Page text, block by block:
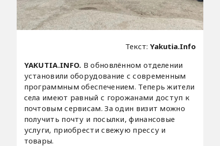
Текст:Yakutia.Info
YAKUTIA.INFO. В обновлённом отделении
установили оборудование с современным
программным обеспечением. Теперь жители
села имеют равный с горожанами доступ к
почтовым сервисам. За один визит можно
получить почту и посылки, финансовые
услуги, приобрести свежую прессу и
товары.